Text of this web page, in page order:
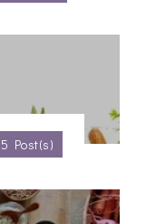
5 Post(s)